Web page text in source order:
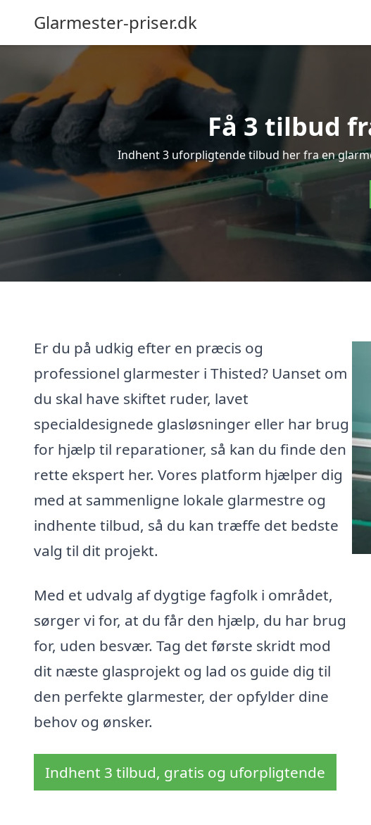
Glarmester-priser.dk
Få 3 tilbud
Indhent 3 uforpligtende tilbud her fra en
Er du på udkig efter en præcis og
professionel glarmester i Thisted? Uanset om
du skal have skiftet ruder, lavet
specialdesignede glasløsninger eller har brug
for hjælp til reparationer, så kan du finde den
rette ekspert her. Vores platform hjælper dig
med at sammenligne lokale glarmestre og
indhente tilbud, så du kan træffe det bedste
valg til dit projekt.
Med et udvalg af dygtige fagfolk i området,
sørger vi for, at du får den hjælp, du har brug
for, uden besvær. Tag det første skridt mod
dit næste glasprojekt og lad os guide dig til
den perfekte glarmester, der opfylder dine
behov og ønsker.
Indhent 3 tilbud, gratis og uforpligtende